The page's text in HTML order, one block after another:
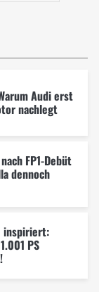
Audi erst
nachlegt
FP1-Debüt
dennoch
inspiriert:
PS